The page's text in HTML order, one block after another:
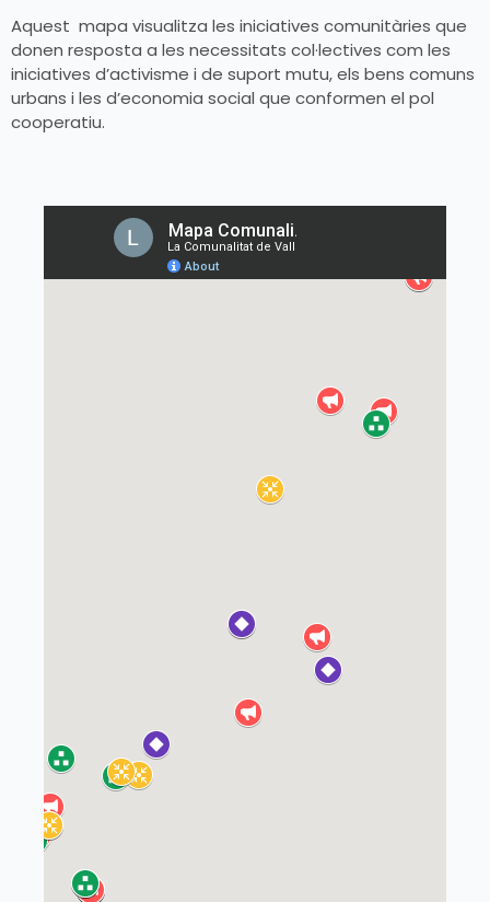
Aquest mapa visualitza les iniciatives comunitàries que
donen resposta a les necessitats col·lectives com les
iniciatives d’activisme i de suport mutu, els bens comuns
urbans i les d’economia social que conformen el pol
cooperatiu.